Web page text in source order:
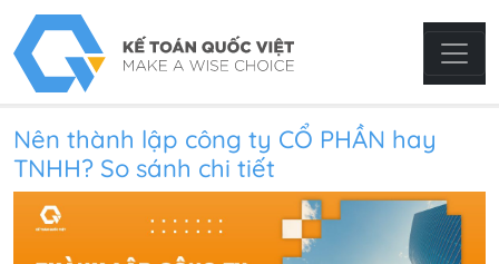
Nên thành lập công ty CỔ PHẦN hay
TNHH? So sánh chi tiết